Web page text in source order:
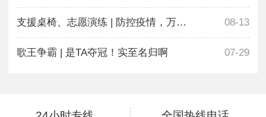
支援桌椅、志愿演练 | 防控疫情，万千在行动 08-13
歌王争霸 | 是TA夺冠！实至名归啊 07-29